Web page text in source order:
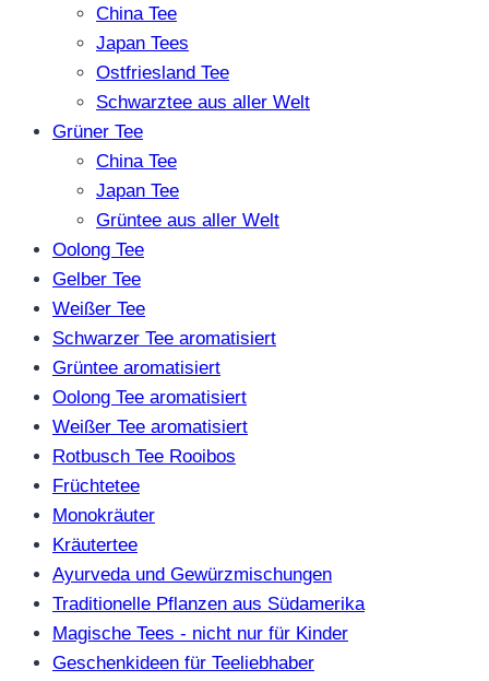
China Tee
Japan Tees
Ostfriesland Tee
Schwarztee aus aller Welt
Grüner Tee
China Tee
Japan Tee
Grüntee aus aller Welt
Oolong Tee
Gelber Tee
Weißer Tee
Schwarzer Tee aromatisiert
Grüntee aromatisiert
Oolong Tee aromatisiert
Weißer Tee aromatisiert
Rotbusch Tee Rooibos
Früchtetee
Monokräuter
Kräutertee
Ayurveda und Gewürzmischungen
Traditionelle Pflanzen aus Südamerika
Magische Tees - nicht nur für Kinder
Geschenkideen für Teeliebhaber